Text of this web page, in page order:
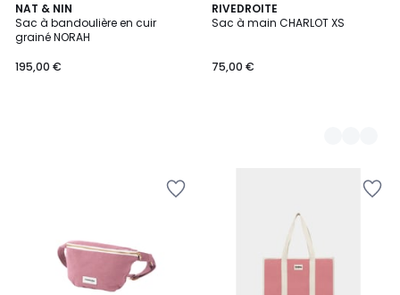
NAT & NIN
Sac à bandoulière en cuir
grainé NORAH
195,00 €
RIVEDROITE
Sac à main CHARLOT XS
75,00 €
3
Couleurs